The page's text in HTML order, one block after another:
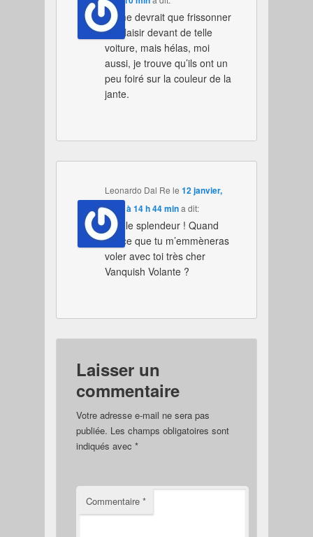
On ne devrait que frissonner
de plaisir devant de telle
voiture, mais hélas, moi
aussi, je trouve qu’ils ont un
peu foiré sur la couleur de la
jante.
Leonardo Dal Re le12 janvier,
2015 à 14 h 44 mina dit:
Quelle splendeur ! Quand
est-ce que tu m’emmèneras
voler avec toi très cher
Vanquish Volante ?
Laisser un
commentaire
Votre adresse e-mail ne sera pas
publiée. Les champs obligatoires sont
indiqués avec *
Commentaire *